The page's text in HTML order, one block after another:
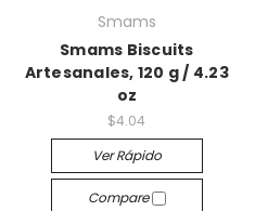
Smams
Smams Biscuits
Artesanales, 120 g / 4.23
oz
$4.04
Ver Rápido
Compare